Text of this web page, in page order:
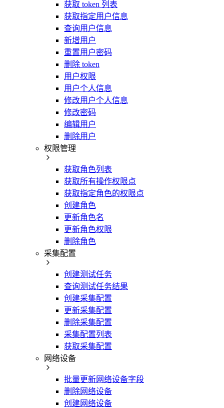
获取 token 列表
获取指定用户信息
查询用户信息
新增用户
重置用户密码
删除 token
用户权限
用户个人信息
修改用户个人信息
修改密码
编辑用户
删除用户
权限管理
获取角色列表
获取所有操作权限点
获取指定角色的权限点
创建角色
更新角色名
更新角色权限
删除角色
采集配置
创建测试任务
查询测试任务结果
创建采集配置
更新采集配置
删除采集配置
采集配置列表
获取采集配置
网络设备
批量更新网络设备字段
删除网络设备
创建网络设备